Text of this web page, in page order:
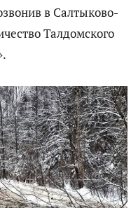
в Салтыково-
Талдомского